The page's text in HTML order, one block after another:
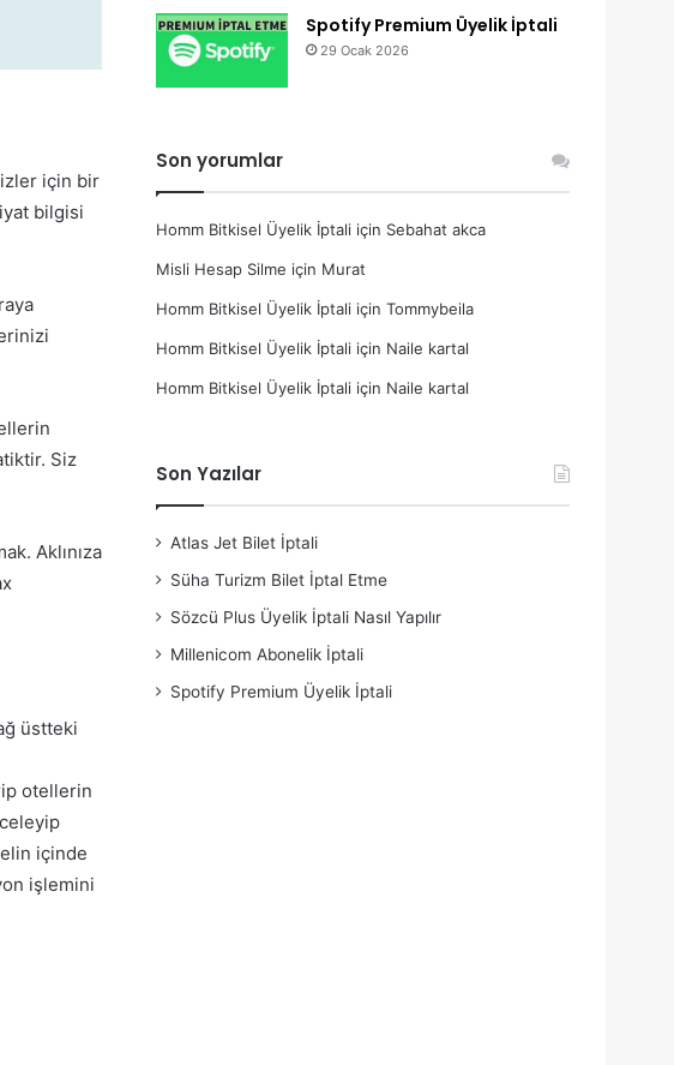
için bir
bilgisi
Siz
Aklınıza
üstteki
otellerin
içinde
işlemini
Spotify Premium Üyelik İptali
29 Ocak 2026
Son yorumlar
Homm Bitkisel Üyelik İptali için Sebahat akca
Misli Hesap Silme için Murat
Homm Bitkisel Üyelik İptali içinTommybeila
Homm Bitkisel Üyelik İptali için Naile kartal
Homm Bitkisel Üyelik İptali için Naile kartal
Son Yazılar
Atlas Jet Bilet İptali
Süha Turizm Bilet İptal Etme
Sözcü Plus Üyelik İptali Nasıl Yapılır
Millenicom Abonelik İptali
Spotify Premium Üyelik İptali